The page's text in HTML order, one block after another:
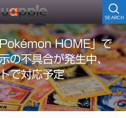
SEARCH
HOME」で
の不具合が発生中、
で対応予定